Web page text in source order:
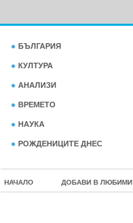
БЪЛГАРИЯ
КУЛТУРА
АНАЛИЗИ
ВРЕМЕТО
НАУКА
РОЖДЕНИЦИТЕ ДНЕС
НАЧАЛО ДОБАВИ В ЛЮБИМИ